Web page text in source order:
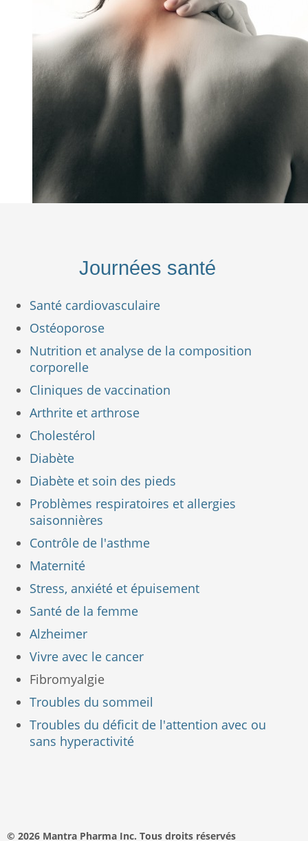
Journées santé
Santé cardiovasculaire
Ostéoporose
Nutrition et analyse de la composition
corporelle
Cliniques de vaccination
Arthrite et arthrose
Cholestérol
Diabète
Diabète et soin des pieds
Problèmes respiratoires et allergies
saisonnières
Contrôle de l'asthme
Maternité
Stress, anxiété et épuisement
Santé de la femme
Alzheimer
Vivre avec le cancer
Fibromyalgie
Troubles du sommeil
Troubles du déficit de l'attention avec ou
sans hyperactivité
© 2026 Mantra Pharma Inc. Tous droits réservés